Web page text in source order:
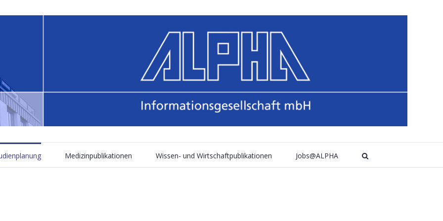
Medizinpublikationen Wissen- und Wirtschaftpublikationen Jobs@ALPHA